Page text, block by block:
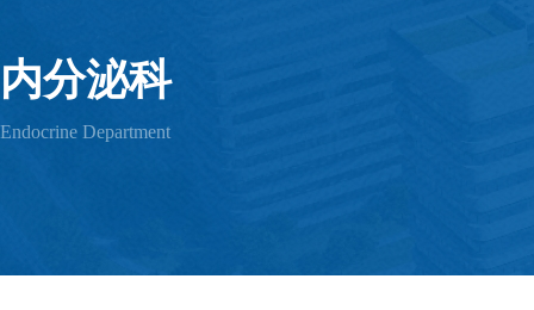
内分泌科
Endocrine Department